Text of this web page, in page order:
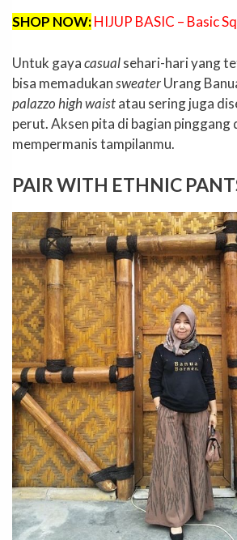
SHOP NOW:HIJUP BASIC – Basic
Untuk gayacasualsehari-hari yang
bisa memadukansweaterUrang
palazzo high waistatau sering juga
perut. Aksen pita di bagian pinggang
mempermanis tampilanmu.
PAIR WITH ETHNIC